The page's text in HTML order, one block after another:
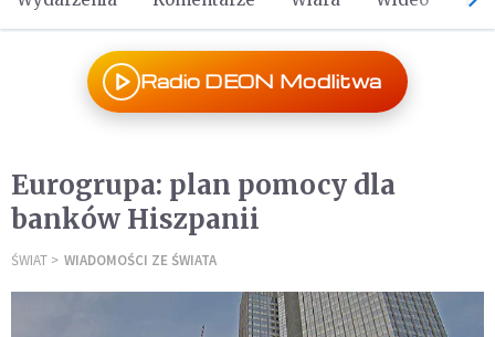
Radio DEON Modlitwa
Eurogrupa: plan pomocy dla
banków Hiszpanii
ŚWIAT WIADOMOŚCI ZE ŚWIATA